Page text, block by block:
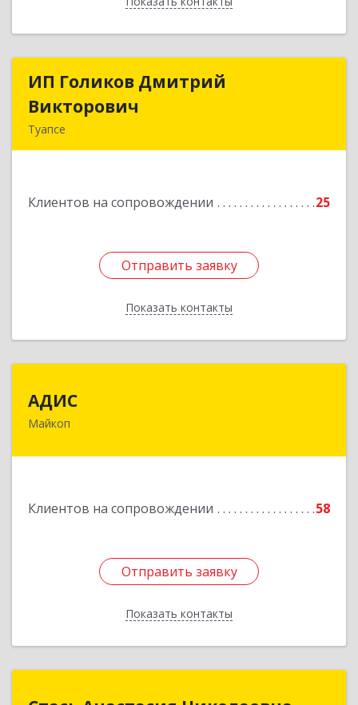
ИП Голиков Дмитрий
Викторович
Туапсе
Клиентов на сопровождении 25
Отправить заявку
Показать контакты
ИП Голиков Дмитрий
Подробнее
Отправить заявку
Назад
АДИС
Майкоп
Клиентов на сопровождении 58
Отправить заявку
Показать контакты
Отправить заявку
Назад